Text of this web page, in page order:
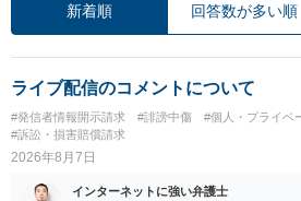
新着順 回答数が多い順
ライブ配信のコメントについて
#発信者情報開示請求 #誹謗中傷 #個人・プライベ
#訴訟・損害賠償請求
2026年8月7日
インターネットに強い弁護士